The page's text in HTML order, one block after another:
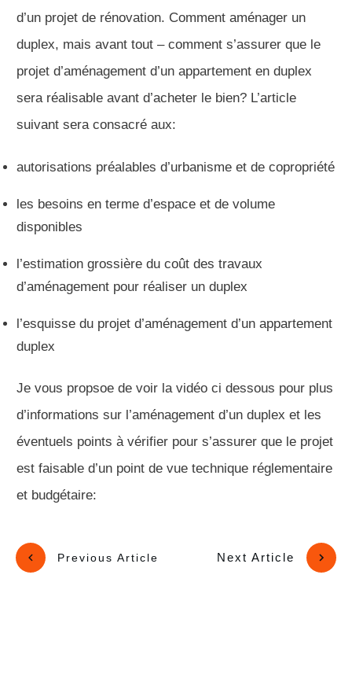
d’un projet de rénovation. Comment aménager un
duplex, mais avant tout – comment s’assurer que le
projet d’aménagement d’un appartement en duplex
sera réalisable avant d’acheter le bien? L’article
suivant sera consacré aux:
autorisations préalables d’urbanisme et de copropriété
les besoins en terme d’espace et de volume
disponibles
l’estimation grossière du coût des travaux
d’aménagement pour réaliser un duplex
l’esquisse du projet d’aménagement d’un appartement
duplex
Je vous propsoe de voir la vidéo ci dessous pour plus
d’informations sur l’aménagement d’un duplex et les
éventuels points à vérifier pour s’assurer que le projet
est faisable d’un point de vue technique réglementaire
et budgétaire:
Previous Article Next Article